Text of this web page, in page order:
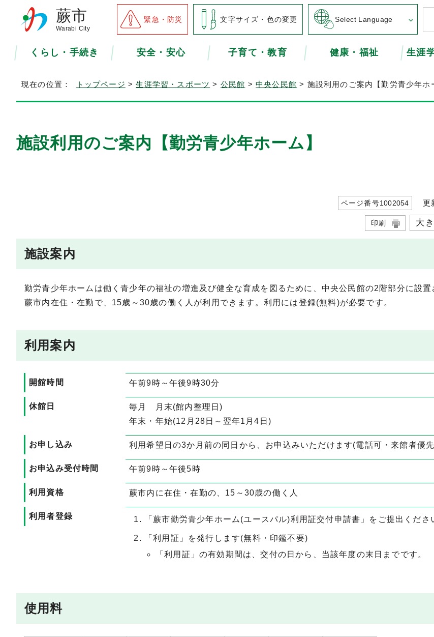
蕨市
Warabi City
緊急・防災 文字サイズ・色の変更 Select Language
くらし・手続き 安全・安心 子育て・教育 健康・福祉 生涯
現在の位置： トップページ >生涯学習・スポーツ > 公民館 >中央公民館 > 施設利用のご案内【勤労青少年ホ
施設利用のご案内【勤労青少年ホーム】
ページ番号1002054 更
印刷 大
施設案内
勤労青少年ホームは働く青少年の福祉の増進及び健全な育成を図るために、中央公民館の2階部分に設置
蕨市内在住・在勤で、15歳～30歳の働く人が利用できます。利用には登録(無料)が必要です。
利用案内
開館時間 午前9時～午後9時30分
休館日
毎月 月末(館内整理日)
年末・年始(12月28日～翌年1月4日)
お申し込み 利用希望日の3か月前の同日から、お申込みいただけます(電話可・来館者優
お申込み受付時間 午前9時～午後5時
利用資格 蕨市内に在住・在勤の、15～30歳の働く人
利用者登録 「蕨市勤労青少年ホーム(ユースパル)利用証交付申請書」をご提出くださ
「利用証」を発行します(無料・印鑑不要)
「利用証」の有効期間は、交付の日から、当該年度の末日までです。
使用料